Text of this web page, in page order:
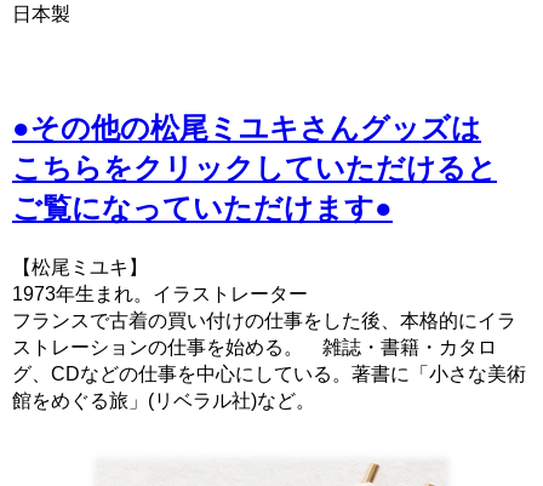
日本製
●その他の松尾ミユキさんグッズは
こちらをクリックしていただけると
ご覧になっていただけます●
【松尾ミユキ】
1973年生まれ。イラストレーター
フランスで古着の買い付けの仕事をした後、本格的にイラ
ストレーションの仕事を始める。 雑誌・書籍・カタロ
グ、CDなどの仕事を中心にしている。著書に「小さな美術
館をめぐる旅」(リベラル社)など。